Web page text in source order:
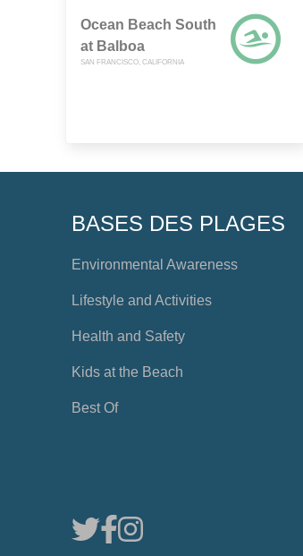
Ocean Beach South
at Balboa
SAN FRANCISCO, CALIFORNIA
BASES DES PLAGES
Environmental Awareness
Lifestyle and Activities
Health and Safety
Kids at the Beach
Best Of